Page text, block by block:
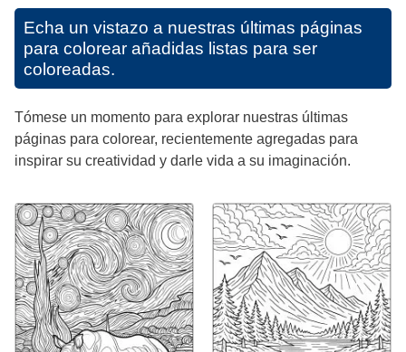
Echa un vistazo a nuestras últimas páginas
para colorear añadidas listas para ser
coloreadas.
Tómese un momento para explorar nuestras últimas
páginas para colorear, recientemente agregadas para
inspirar su creatividad y darle vida a su imaginación.